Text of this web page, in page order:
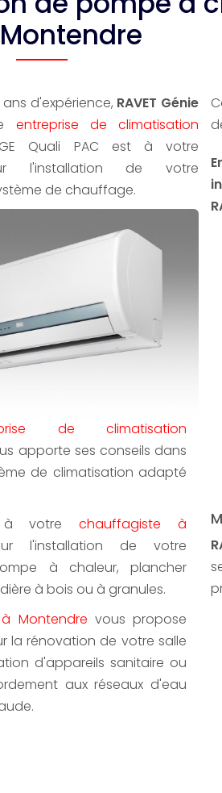
d'expérience, RAVET Génie
entreprise de climatisation
Quali PAC est à votre
l'installation de votre
de chauffage.
de climatisation
apporte ses conseils dans
de climatisation adapté
à votrechauffagiste à
l'installation de votre
à chaleur, plancher
à bois ou à granules.
Montendre vous propose
la rénovation de votre salle
d'appareils sanitaire ou
aux réseaux d'eau